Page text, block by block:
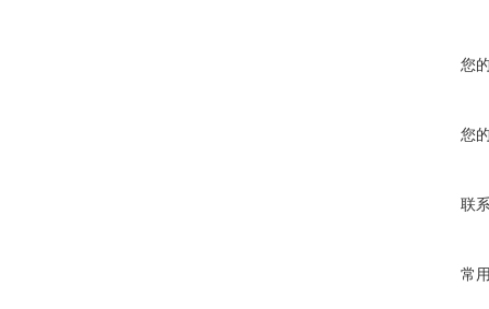
您
您
联
常